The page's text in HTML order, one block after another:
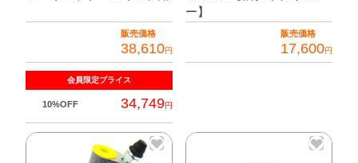
販売価格
38,610円
会員限定プライス
10%OFF 34,749円
ー】
販売価格
17,600円